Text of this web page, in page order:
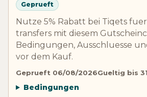
Geprueft
Nutze 5% Rabatt bei Tiqets
transfers mit diesem
Bedingungen, Ausschluesse
vor dem Kauf.
Geprueft 06/08/2026Gueltig bis
Bedingungen